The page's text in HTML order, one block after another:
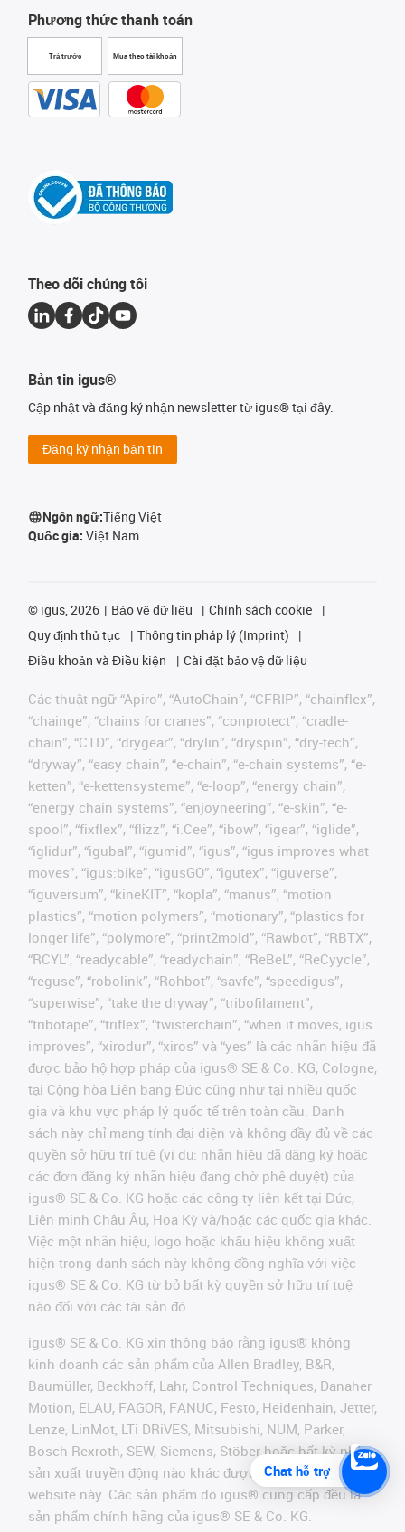
Phương thức thanh toán
Trả trước Mua theo tài khoản
Theo dõi chúng tôi
Bản tin igus®
Cập nhật và đăng ký nhận newsletter từ igus® tại đây.
Đăng ký nhận bản tin
Ngôn ngữ:Tiếng Việt
Quốc gia: Việt Nam
© igus, 2026 Bảo vệ dữ liệu
Chính sách cookie
Quy định thủ tục
Thông tin pháp lý (Imprint)
Điều khoản và Điều kiện
Cài đặt bảo vệ dữ liệu
Các thuật ngữ “Apiro”, “AutoChain”, “CFRIP”, “chainflex”,
“chainge”, “chains for cranes”, “conprotect”, “cradle-
chain”, “CTD”, “drygear”, “drylin”, “dryspin”, “dry-tech”,
“dryway”, “easy chain”, “e-chain”, “e-chain systems”, “e-
ketten”, “e-kettensysteme”, “e-loop”, “energy chain”,
“energy chain systems”, “enjoyneering”, “e-skin”, “e-
spool”, “fixflex”, “flizz”, “i.Cee”, “ibow”, “igear”, “iglide”,
“iglidur”, “igubal”, “igumid”, “igus”, “igus improves what
moves”, “igus:bike”, “igusGO”, “igutex”, “iguverse”,
“iguversum”, “kineKIT”, “kopla”, “manus”, “motion
plastics”, “motion polymers”, “motionary”, “plastics for
longer life”, “polymore”, “print2mold”, “Rawbot”, “RBTX”,
“RCYL”, “readycable”, “readychain”, “ReBeL”, “ReCyycle”,
“reguse”, “robolink”, “Rohbot”, “savfe”, “speedigus”,
“superwise”, “take the dryway”, “tribofilament”,
“tribotape”, “triflex”, “twisterchain”, “when it moves, igus
improves”, “xirodur”, “xiros” và “yes” là các nhãn hiệu đã
được bảo hộ hợp pháp của igus® SE & Co. KG, Cologne,
tại Cộng hòa Liên bang Đức cũng như tại nhiều quốc
gia và khu vực pháp lý quốc tế trên toàn cầu. Danh
sách này chỉ mang tính đại diện và không đầy đủ về các
quyền sở hữu trí tuệ (ví dụ: nhãn hiệu đã đăng ký hoặc
các đơn đăng ký nhãn hiệu đang chờ phê duyệt) của
igus® SE & Co. KG hoặc các công ty liên kết tại Đức,
Liên minh Châu Âu, Hoa Kỳ và/hoặc các quốc gia khác.
Việc một nhãn hiệu, logo hoặc khẩu hiệu không xuất
hiện trong danh sách này không đồng nghĩa với việc
igus® SE & Co. KG từ bỏ bất kỳ quyền sở hữu trí tuệ
nào đối với các tài sản đó.
igus® SE & Co. KG xin thông báo rằng igus® không
kinh doanh các sản phẩm của Allen Bradley, B&R,
Baumüller, Beckhoff, Lahr, Control Techniques, Danaher
Motion, ELAU, FAGOR, FANUC, Festo, Heidenhain, Jetter,
Lenze, LinMot, LTi DRiVES, Mitsubishi, NUM, Parker,
Bosch Rexroth, SEW, Siemens, Stöber hoặc bất kỳ nhà
sản xuất truyền động nào khác được đề cập trên
website này. Các sản phẩm do igus® cung cấp đều là
sản phẩm chính hãng của igus® SE & Co. KG.
Chat hỗ trợ